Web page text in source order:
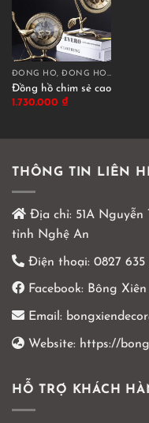
ĐỒNG HỒ, ĐỒNG HỒ CÁT DECOR
Đồng hồ chim sẻ cao
1.730.000 ₫
THÔNG TIN LIÊN
Địa chỉ: 51A
tỉnh Nghệ An
Điện thoại: 0827 635
Facebook: Bông
Email:
Website: https://
HỖ TRỢ KHÁCH